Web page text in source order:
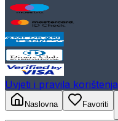
Uvjeti i pravila korištenja
Naslovna
Favoriti